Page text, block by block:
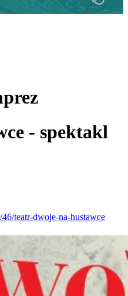
- spektakl
teatr-dwoje-na-hustawce